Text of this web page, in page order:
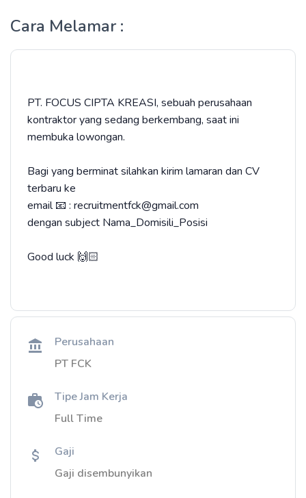
Cara Melamar :
PT. FOCUS CIPTA KREASI, sebuah perusahaan
kontraktor yang sedang berkembang, saat ini
membuka lowongan.
Bagi yang berminat silahkan kirim lamaran dan CV
terbaru ke
email 📧 : recruitmentfck@gmail.com
dengan subject Nama_Domisili_Posisi
Good luck 🙌🏻
Perusahaan
PT FCK
Tipe Jam Kerja
Full Time
Gaji
Gaji disembunyikan